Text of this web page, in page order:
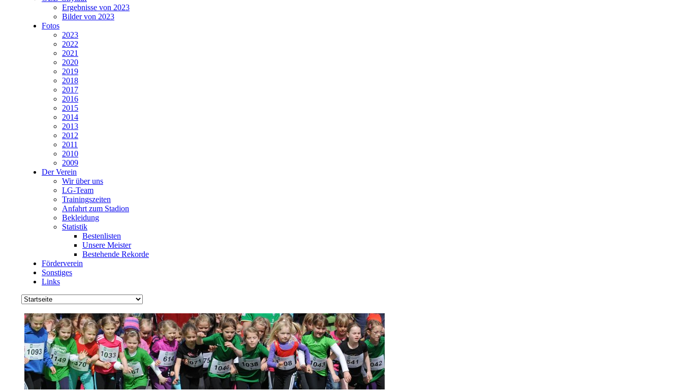
Ergebnisse von 2023
Bilder von 2023
Fotos
2023
2022
2021
2020
2019
2018
2017
2016
2015
2014
2013
2012
2011
2010
2009
Der Verein
Wir über uns
LG-Team
Trainingszeiten
Anfahrt zum Stadion
Bekleidung
Statistik
Bestenlisten
Unsere Meister
Bestehende Rekorde
Förderverein
Sonstiges
Links